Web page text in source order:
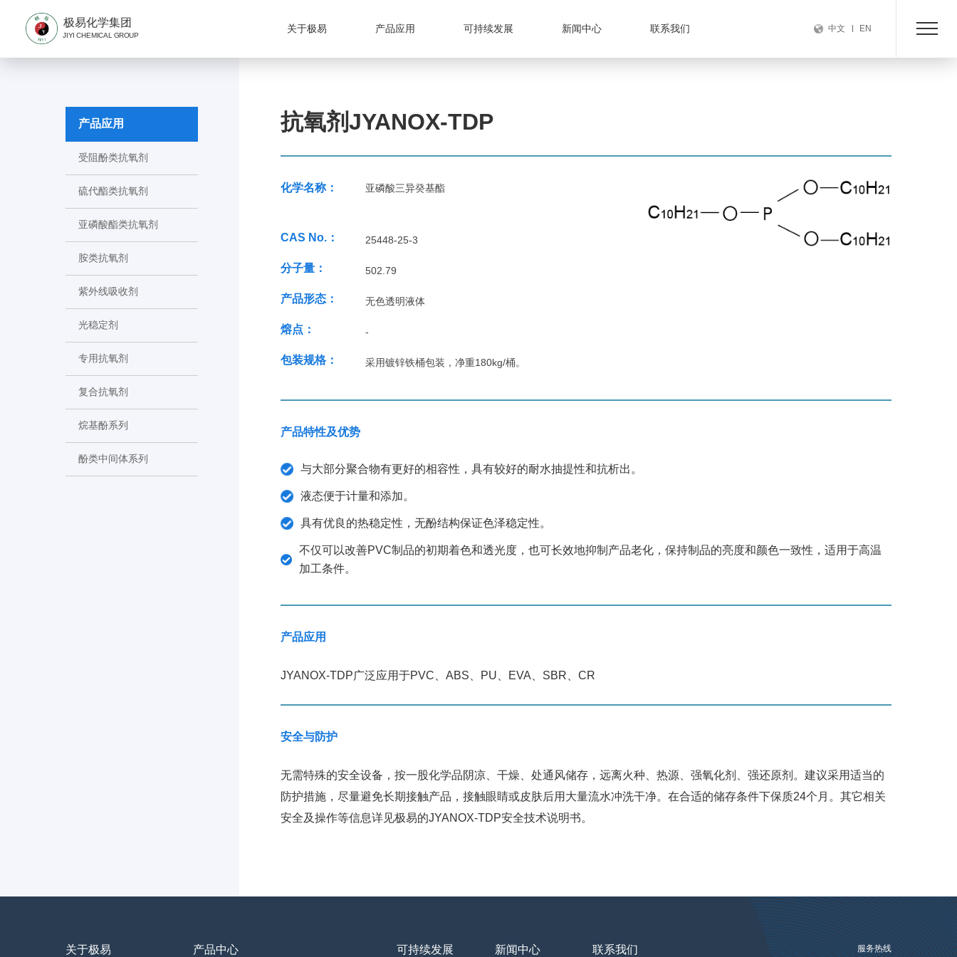
极易化学集团
JIYI CHEMICAL GROUP
关于极易 产品应用 可持续发展 新闻中心 联系我们 中文 EN
产品应用
受阻酚类抗氧剂
硫代酯类抗氧剂
亚磷酸酯类抗氧剂
胺类抗氧剂
紫外线吸收剂
光稳定剂
专用抗氧剂
复合抗氧剂
烷基酚系列
酚类中间体系列
抗氧剂JYANOX-TDP
化学名称：
CAS No.：
分子量：
产品形态：
熔点：
包装规格：
亚磷酸三异癸基酯
25448-25-3
502.79
无色透明液体
-
采用镀锌铁桶包装，净重180kg/桶。
产品特性及优势
与大部分聚合物有更好的相容性，具有较好的耐水抽提性和抗析出。
液态便于计量和添加。
具有优良的热稳定性，无酚结构保证色泽稳定性。
不仅可以改善PVC制品的初期着色和透光度，也可长效地抑制产品老化，保持制品的亮度和颜色一致性，适用于高温
加工条件。
产品应用
JYANOX-TDP广泛应用于PVC、ABS、PU、EVA、SBR、CR
安全与防护
无需特殊的安全设备，按一股化学品阴凉、干燥、处通风储存，远离火种、热源、强氧化剂、强还原剂。建议采用适当的
防护措施，尽量避免长期接触产品，接触眼睛或皮肤后用大量流水冲洗干净。在合适的储存条件下保质24个月。其它相关
安全及操作等信息详见极易的JYANOX-TDP安全技术说明书。
关于极易 产品中心 可持续发展 新闻中心 联系我们 服务热线